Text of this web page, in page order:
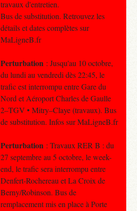
travaux d'entretien.
Bus de substitution. Retrouvez les
détails et dates complètes sur
MaLigneB.fr
Perturbation : Jusqu'au 10 octobre,
du lundi au vendredi dès 22:45, le
trafic est interrompu entre Gare du
Nord et Aéroport Charles de Gaulle
2–TGV • Mitry–Claye (travaux). Bus
de substitution. Infos sur MaLigneB.fr
Perturbation : Travaux RER B : du
27 septembre au 5 octobre, le week-
end, le trafic sera interrompu entre
Denfert-Rochereau et La Croix de
Berny/Robinson. Bus de
remplacement mis en place à Porte